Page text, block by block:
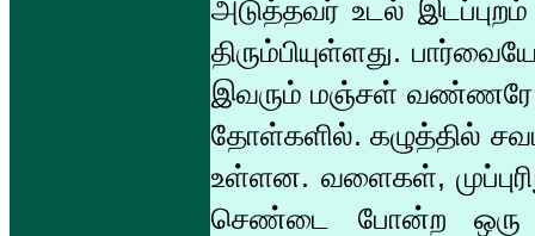
அடுத்தவர் உடல்
திரும்பியுள்ளது.
இவரும் மஞ்சள் வண்ணரே.
தோள்களில். கழுத்தில்
உள்ளன. வளைகள்,
செண்டை போன்ற ஒரு